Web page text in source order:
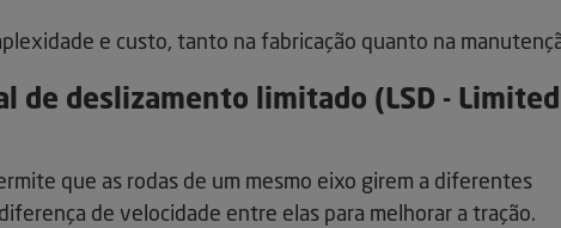
e custo, tanto na fabricação quanto na
de deslizamento limitado (LSD - Limited
que as rodas de um mesmo eixo girem a diferentes
de velocidade entre elas para melhorar a tração.